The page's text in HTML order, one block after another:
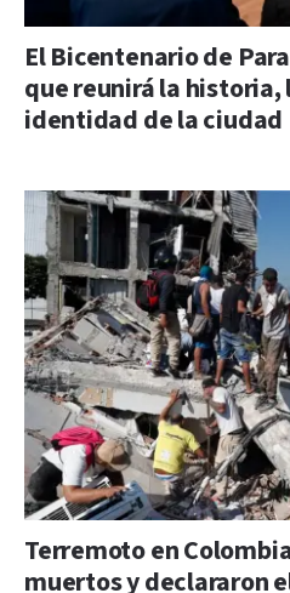
El Bicentenario de
que reunirá la historia,
identidad de la ciudad
Terremoto en
muertos y declararon